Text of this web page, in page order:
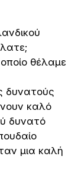
θέλαμε
δυνατούς
καλό
δυνατό
μια καλή